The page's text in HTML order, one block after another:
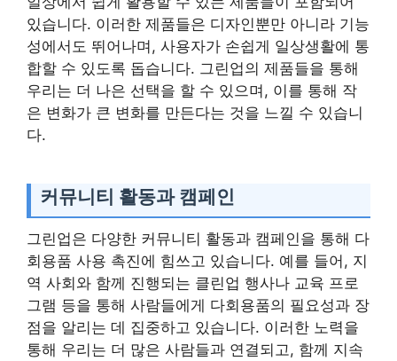
있습니다. 이러한 제품들은 디자인뿐만 아니라 기능
성에서도 뛰어나며, 사용자가 손쉽게 일상생활에 통
합할 수 있도록 돕습니다. 그린업의 제품들을 통해
우리는 더 나은 선택을 할 수 있으며, 이를 통해 작
은 변화가 큰 변화를 만든다는 것을 느낄 수 있습니
다.
커뮤니티 활동과 캠페인
그린업은 다양한 커뮤니티 활동과 캠페인을 통해 다
회용품 사용 촉진에 힘쓰고 있습니다. 예를 들어, 지
역 사회와 함께 진행되는 클린업 행사나 교육 프로
그램 등을 통해 사람들에게 다회용품의 필요성과 장
점을 알리는 데 집중하고 있습니다. 이러한 노력을
통해 우리는 더 많은 사람들과 연결되고, 함께 지속